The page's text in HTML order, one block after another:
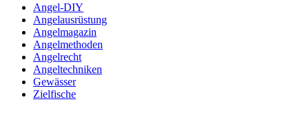
Angel-DIY
Angelausrüstung
Angelmagazin
Angelmethoden
Angelrecht
Angeltechniken
Gewässer
Zielfische